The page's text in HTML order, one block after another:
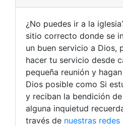
¿No puedes ir a la
sitio correcto donde se
un buen servicio a Dios,
hacer tu servicio desde
pequeña reunión y
Dios posible como Si
y reciban la bendición
alguna inquietud
través de nuestras redes